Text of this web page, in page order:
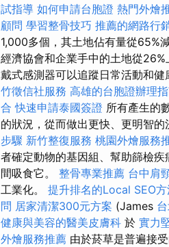
試指導 如何申請台胞證 熱門外燴
顧問 學習整骨技巧 推薦的網路行
1,000多個，其土地佔有量從65%
經濟協會和企業手中的土地從
戴式感測器可以追蹤日常活動和
竹徵信社服務 高雄的台胞證辦理
合 快速申請泰國簽證 所有產生的
的狀況，從而做出更快、更明智的
步驟 新竹整復服務 桃園外燴服務
者確定動物的基因組、幫助篩檢
間吸食它。 整骨專業推薦 台中肩
工業化。 提升排名的Local SEO
問 居家清潔300元方案 (James
健康與美容的醫美皮膚科 於 實力
外燴服務推薦 由於菸草是普遍接